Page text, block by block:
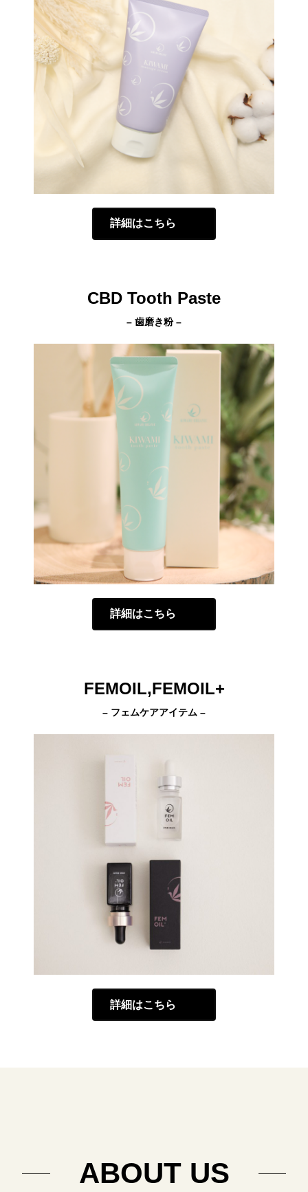
詳細はこちら
CBD Tooth Paste
– 歯磨き粉 –
詳細はこちら
FEMOIL,FEMOIL+
– フェムケアアイテム –
詳細はこちら
ABOUT US